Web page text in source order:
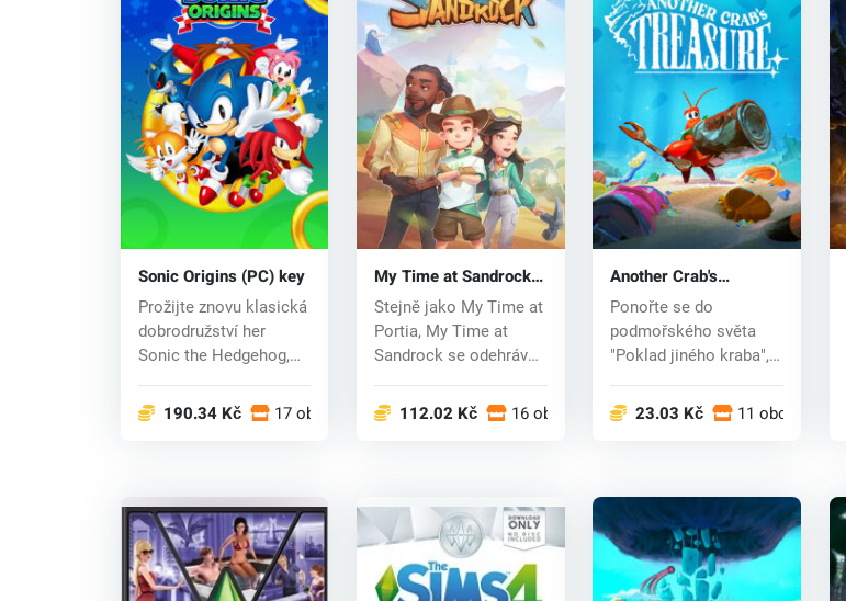
Sonic Origins (PC) key
Prožijte znovu klasická
dobrodružství her
Sonic the Hedgehog,
190.34 Kč 17 obchodech
My Time at Sandrock
(PC) CD key
Stejně jako My Time at
Portia, My Time at
Sandrock se odehrává
112.02 Kč 16 obchodech
Another Crab's
Treasure (PC) key
Ponořte se do
podmořského světa
"Poklad jiného kraba",
23.03 Kč 11 obchodech